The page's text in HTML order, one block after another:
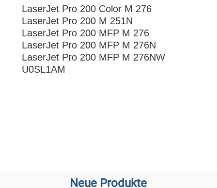
LaserJet Pro 200 Color M 276
LaserJet Pro 200 M 251N
LaserJet Pro 200 MFP M 276
LaserJet Pro 200 MFP M 276N
LaserJet Pro 200 MFP M 276NW
U0SL1AM
Neue Produkte